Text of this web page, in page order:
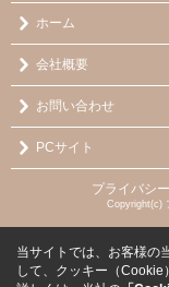
ホーム
会社概要
お問い合わせ
PCサイト
プライバシ
Copyright(c)
当サイトでは、お客様の
して、クッキー（Cookie